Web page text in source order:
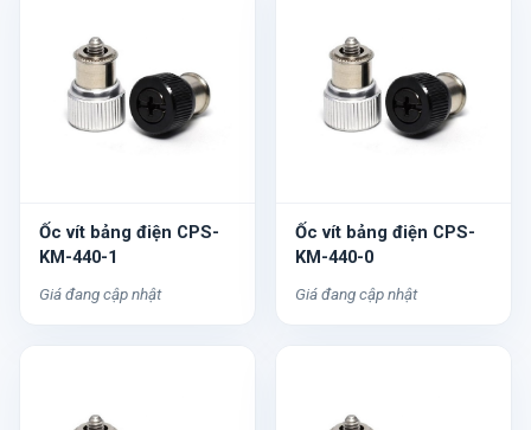
Ốc vít bảng điện CPS-
KM-440-1
Giá đang cập nhật
Ốc vít bảng điện CPS-
KM-440-0
Giá đang cập nhật